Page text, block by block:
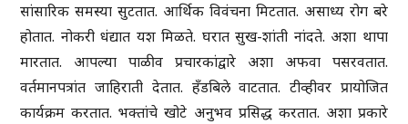
सांसारिक समस्या सुटतात. आर्थिक विवंचना मिटतात. असाध्य रोग बरे
होतात. नोकरी धंद्यात यश मिळते. घरात सुख-शांती नांदते. अशा थापा
मारतात. आपल्या पाळीव प्रचारकांद्वारे अशा अफवा पसरवतात.
वर्तमानपत्रांत जाहिराती देतात. हॅंडबिले वाटतात. टीव्हीवर प्रायोजित
कार्यक्रम करतात. भक्तांचे खोटे अनुभव प्रसिद्ध करतात. अशा प्रकारे